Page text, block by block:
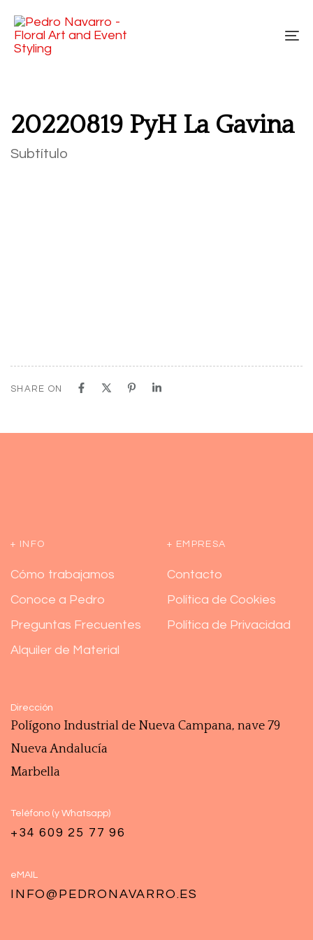
links
primary
content
20220819 PyH La Gavina
Subtítulo
SHARE ON
+ INFO
Cómo trabajamos
Conoce a Pedro
Preguntas Frecuentes
Alquiler de Material
+ EMPRESA
Contacto
Política de Cookies
Política de Privacidad
Dirección
Polígono ‎Industrial de Nueva Campana, nave 79
Nueva Andalucía
Marbella
Teléfono (y Whatsapp)
+34 609 25 77 96
eMAIL
INFO@PEDRONAVARRO.ES